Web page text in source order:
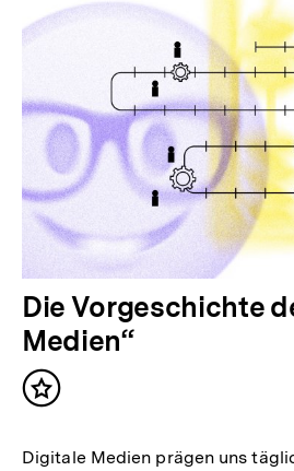
Die Vorgeschichte
Medien“
Inhalt
Digitale Medien prägen uns